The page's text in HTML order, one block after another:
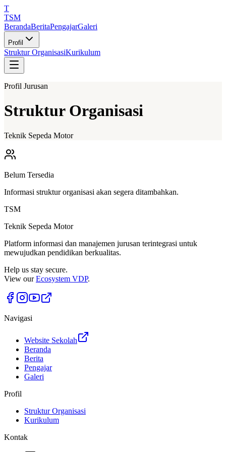
T
TSM
BerandaBeritaPengajarGaleri
Profil
Struktur OrganisasiKurikulum
Profil Jurusan
Struktur Organisasi
Teknik Sepeda Motor
Belum Tersedia
Informasi struktur organisasi akan segera ditambahkan.
TSM
Teknik Sepeda Motor
Platform informasi dan manajemen jurusan terintegrasi untuk
mewujudkan pendidikan berkualitas.
Help us stay secure.
View our Ecosystem VDP.
Navigasi
Website Sekolah
Beranda
Berita
Pengajar
Galeri
Profil
Struktur Organisasi
Kurikulum
Kontak